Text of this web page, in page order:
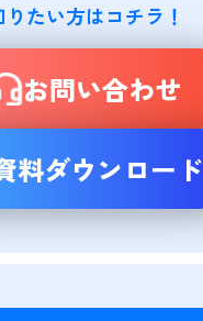
りたい方はコチラ！
お問い合わせ
料ダウンロード